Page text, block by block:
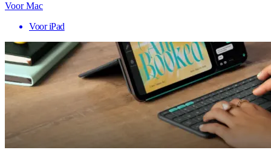
Voor Mac
Voor iPad